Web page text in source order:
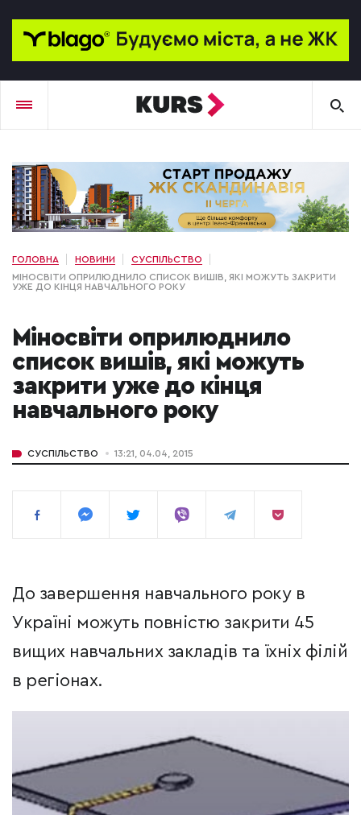
ГОЛОВНА НОВИНИ
СУСПІЛЬСТВО
МІНОСВІТИ ОПРИЛЮДНИЛО СПИСОК ВИШІВ, ЯКІ МОЖУТЬ ЗАКРИТИ
УЖЕ ДО КІНЦЯ НАВЧАЛЬНОГО РОКУ
Міносвіти оприлюднило
список вишів, які можуть
закрити уже до кінця
навчального року
СУСПІЛЬСТВО 13:21, 04.04, 2015
До завершення навчального року в
Україні можуть повністю закрити 45
вищих навчальних закладів та їхніх філій
в регіонах.